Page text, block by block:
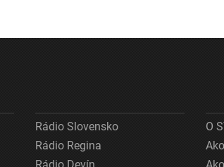
Rádio Slovensko
Rádio Regina
O